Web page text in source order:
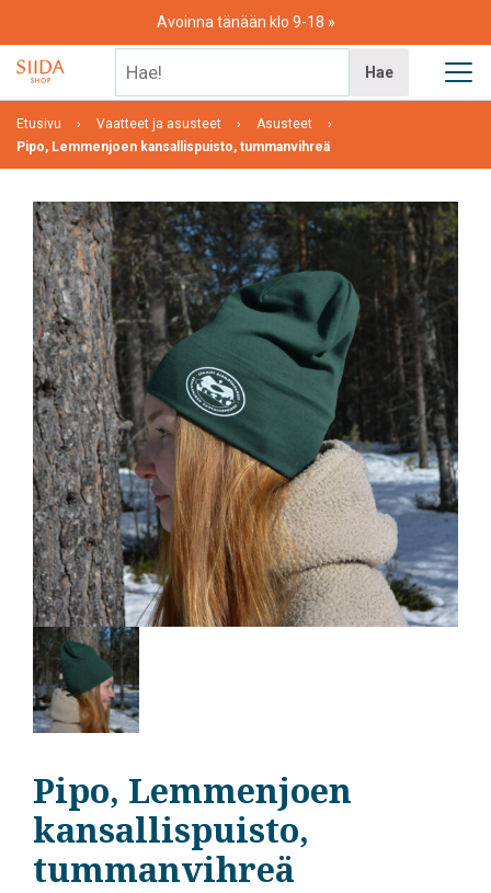
content
Avoinna tänään klo 9-18
Hae
Etusivu Vaatteet ja asusteet
Asusteet
Pipo, Lemmenjoen kansallispuisto, tummanvihreä
Pipo, Lemmenjoen
kansallispuisto,
tummanvihreä